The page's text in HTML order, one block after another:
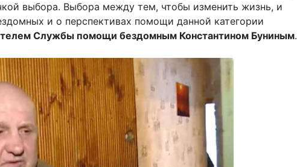
выбора. Выбора между тем, чтобы изменить жизнь, и
и о перспективах помощи данной категории
Службы помощи бездомным Константином Буниным.